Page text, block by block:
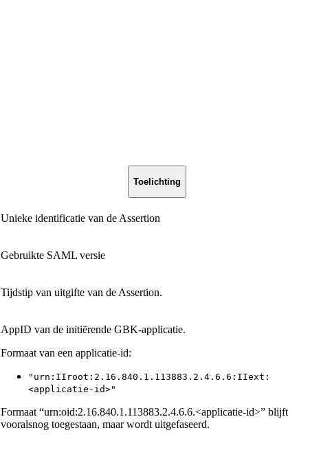
Toelichting
Unieke identificatie van de Assertion
Gebruikte SAML versie
Tijdstip van uitgifte van de Assertion.
AppID van de initiërende GBK-applicatie.
Formaat van een applicatie-id:
"urn:IIroot:2.16.840.1.113883.2.4.6.6:IIext:
<applicatie-id>"
Formaat “urn:oid:2.16.840.1.113883.2.4.6.6.<applicatie-id>” blijft
vooralsnog toegestaan, maar wordt uitgefaseerd.